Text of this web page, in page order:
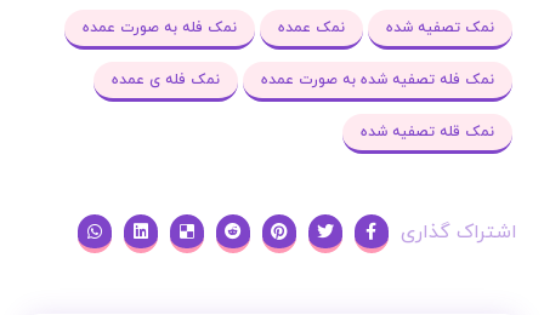
نمک تصفیه شده نمک عمده نمک فله به صورت عمده
نمک فله تصفیه شده به صورت عمده نمک فله ی عمده
نمک قله تصفیه شده